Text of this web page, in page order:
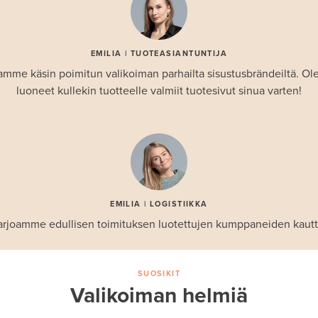
EMILIA | TUOTEASIANTUNTIJA
käsin poimitun valikoiman parhailta sisustusbrändeiltä.
luoneet kullekin tuotteelle valmiit tuotesivut sinua varten!
EMILIA | LOGISTIIKKA
edullisen toimituksen luotettujen kumppaneiden
SUOSIKIT
Valikoiman helmiä